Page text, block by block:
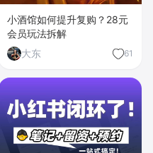
小酒馆如何提升复购？28元
会员玩法拆解
大东
61